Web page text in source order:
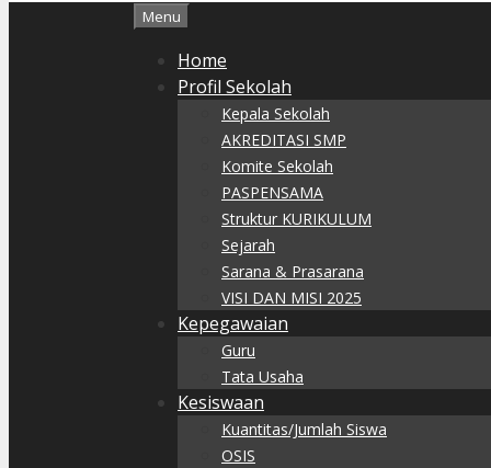
Menu
Home
Profil Sekolah
Kepala Sekolah
AKREDITASI SMP
Komite Sekolah
PASPENSAMA
Struktur KURIKULUM
Sejarah
Sarana & Prasarana
VISI DAN MISI 2025
Kepegawaian
Guru
Tata Usaha
Kesiswaan
Kuantitas/Jumlah Siswa
OSIS